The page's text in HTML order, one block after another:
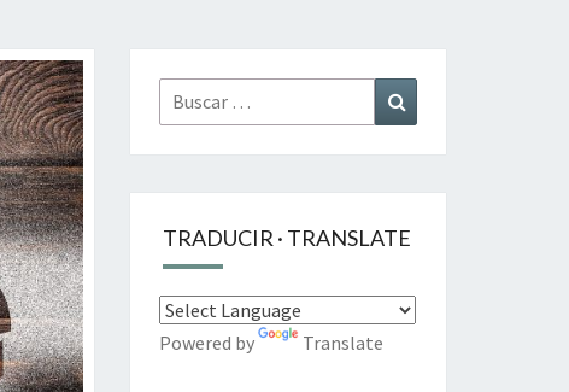
Buscar
por:
TRADUCIR · TRANSLATE
Powered by Translate